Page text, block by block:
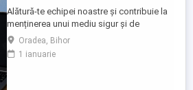
Alătură-te echipei noastre și contribuie la
menținerea unui mediu sigur și de
încredere pe platformele noastre de
anunțuri din România, Germania și
Ungaria. În funcție de experiența și
Oradea, Bihor
1 ianuarie